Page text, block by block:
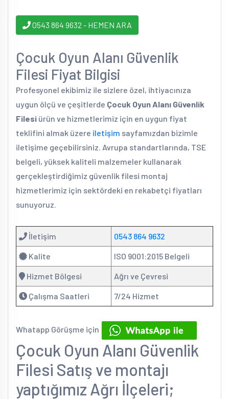
0543 864 9632 - HEMEN ARA
Çocuk Oyun Alanı Güvenlik
Filesi Fiyat Bilgisi
Profesyonel ekibimiz ile sizlere özel, ihtiyacınıza
uygun ölçü ve çeşitlerde Çocuk Oyun Alanı Güvenlik
Filesi ürün ve hizmetlerimiz için en uygun fiyat
teklifini almak üzere iletişim sayfamızdan bizimle
iletişime geçebilirsiniz. Avrupa standartlarında, TSE
belgeli, yüksek kaliteli malzemeler kullanarak
gerçekleştirdiğimiz güvenlik filesi montaj
hizmetlerimiz için sektördeki en rekabetçi fiyatları
sunuyoruz.
İletişim 0543 864 9632
Kalite ISO 9001:2015 Belgeli
Hizmet Bölgesi Ağrı ve Çevresi
Çalışma Saatleri 7/24 Hizmet
Whatapp Görüşme için
Çocuk Oyun Alanı Güvenlik
Filesi Satış ve montajı
yaptığımız Ağrı İlçeleri;